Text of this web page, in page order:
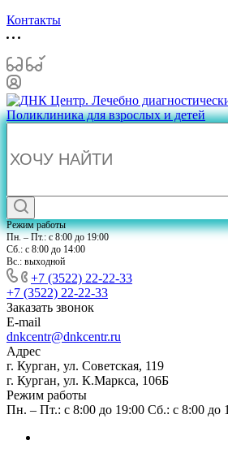
Контакты
Режим работы
Пн. – Пт.: с 8:00 до 19:00
Сб.: с 8:00 до 14:00
Вс.: выходной
+7 (3522) 22-22-33
+7 (3522) 22-22-33
Заказать звонок
E-mail
dnkcentr@dnkcentr.ru
Адрес
г. Курган, ул. Советская, 119
г. Курган, ул. К.Маркса, 106Б
Режим работы
Пн. – Пт.: с 8:00 до 19:00 Сб.: с 8:00 до